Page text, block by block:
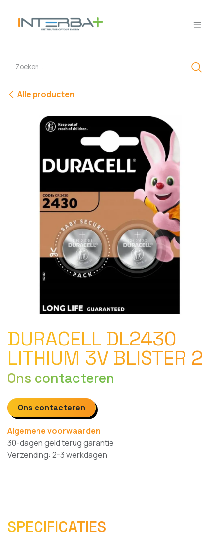
Alle producten
DURACELL DL2430
LITHIUM 3V BLISTER 2
Ons contacteren
Ons contacteren
Algemene voorwaarden
30-dagen geld terug garantie
Verzending: 2-3 werkdagen
SPECIFICATIES